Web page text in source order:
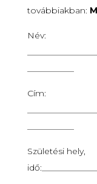
továbbiakban:
Név:
Cím:
Születési hely,